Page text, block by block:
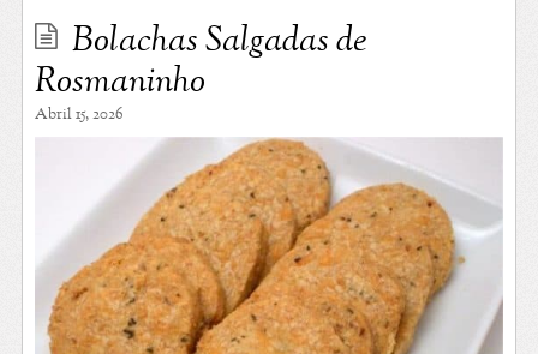
Bolachas Salgadas de
Rosmaninho
Abril 15, 2026